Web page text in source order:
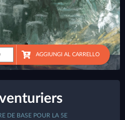
●
AGGIUNGI AL CARRELLO
DE BASE POUR LA 5E